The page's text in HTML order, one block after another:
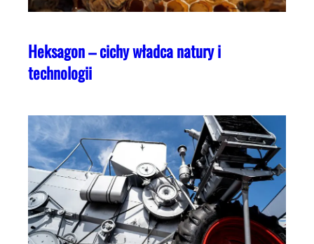
Heksagon – cichy władca natury i
technologii